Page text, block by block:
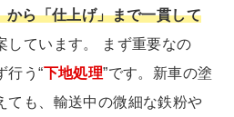
から「仕上げ」まで一貫して
しています。 まず重要なの
行う“下地処理”です。新車の塗
ても、輸送中の微細な鉄粉や